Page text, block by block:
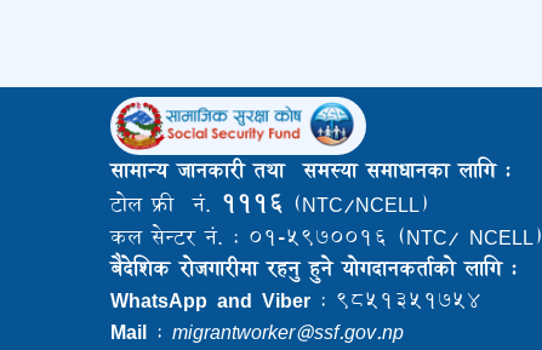
सामान्य जानकारी तथा समस्या समाधानका लागि :
टोल फ्री नं. १११६ (NTC/NCELL)
कल सेन्टर नं. : ०१-५९७००१६ (NTC/ NCELL)
बैदेशिक राेजगारीमा रहनु हुने याेगदानकर्ताकाे लागि :
WhatsApp and Viber: ९८५१३५१७५४
Mail : migrantworker@ssf.gov.np